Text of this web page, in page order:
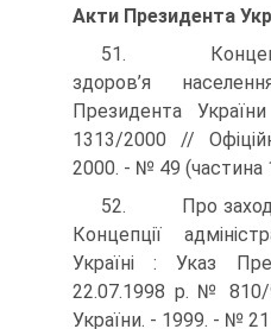
Акти Президента
51.
здоров’я
Президента
1313/2000 //
2000. - № 49 (частина
52. Про заходи
Концепції
Україні : Указ
22.07.1998 р. № 810/
України. - 1999. - №